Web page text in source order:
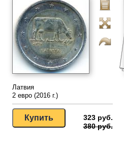
Латвия
2 евро (2016 г.)
323 руб.
380 руб.